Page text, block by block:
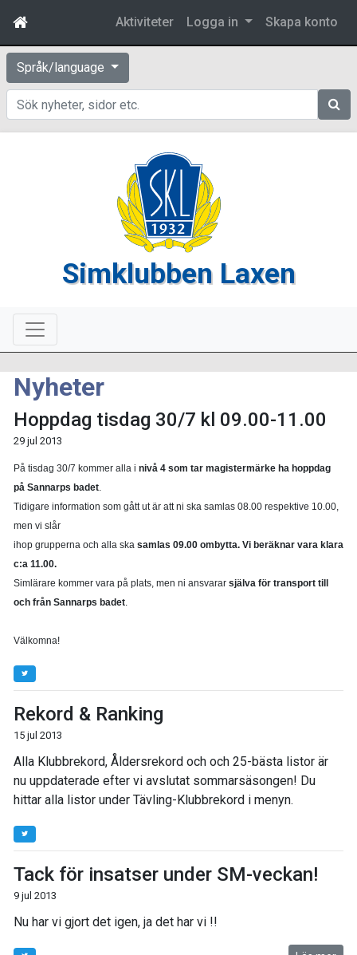
Aktiviteter Logga in Skapa konto
Språk/language
Sök
Simklubben Laxen
Nyheter
Hoppdag tisdag 30/7 kl 09.00-11.00
29 jul 2013
På tisdag 30/7 kommer alla i nivå 4 som tar magistermärke ha hoppdag
på Sannarps badet.
Tidigare information som gått ut är att ni ska samlas 08.00 respektive 10.00,
men vi slår
ihop grupperna och alla ska samlas 09.00 ombytta. Vi beräknar vara klara
c:a 11.00.
Simlärare kommer vara på plats, men ni ansvarar själva för transport till
och från Sannarps badet.
Välkomna!
Rekord & Ranking
15 jul 2013
Alla Klubbrekord, Åldersrekord och och 25-bästa listor är
nu uppdaterade efter vi avslutat sommarsäsongen! Du
hittar alla listor under Tävling-Klubbrekord i menyn.
Tack för insatser under SM-veckan!
9 jul 2013
Nu har vi gjort det igen, ja det har vi !!